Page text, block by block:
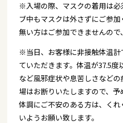
※入場の際、マスクの着用は必
ブ中もマスクは外さずにご参
無い方はご参加できませんので
※当日、お客様に非接触体温計
ていただきます。体温が37.5度
など風邪症状や息苦しさなど
場はお断りいたしますので、予
体調にご不安のある方は、く
いようお願い致します。